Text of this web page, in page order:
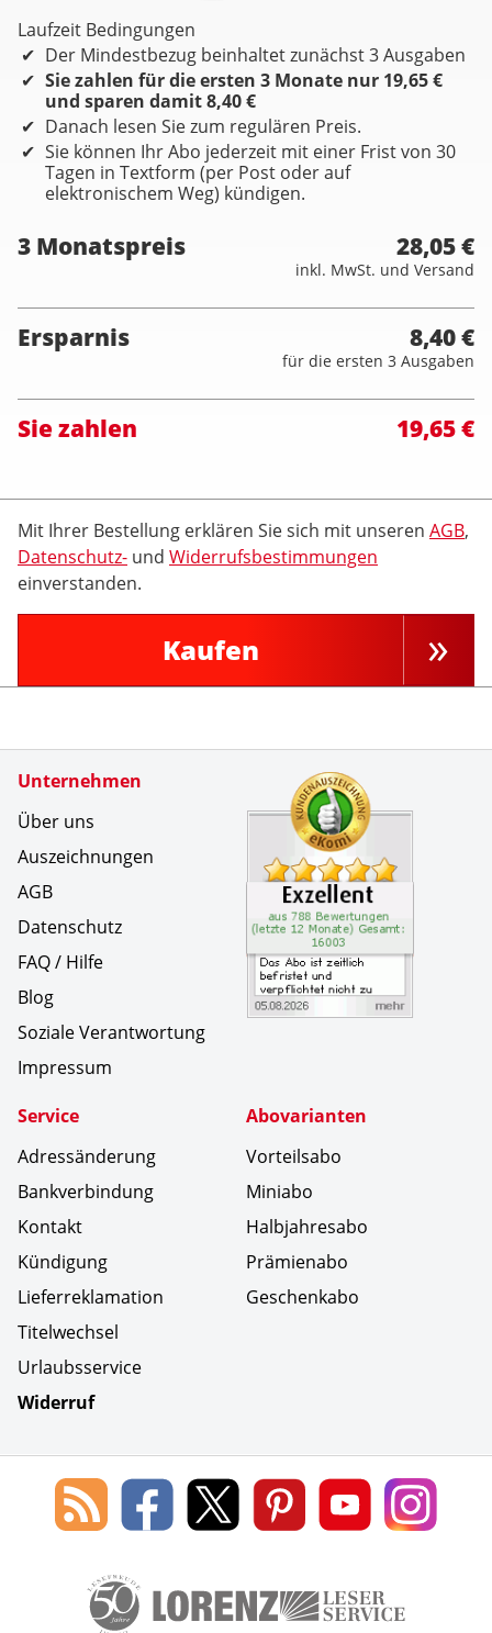
Laufzeit Bedingungen
Der Mindestbezug beinhaltet zunächst 3 Ausgaben
Sie zahlen für die ersten 3 Monate nur 19,65 €
und sparen damit 8,40 €
Danach lesen Sie zum regulären Preis.
Sie können Ihr Abo jederzeit mit einer Frist von 30
Tagen in Textform (per Post oder auf
elektronischem Weg) kündigen.
3 Monatspreis 28,05 €
inkl. MwSt. und Versand
Ersparnis 8,40 €
für die ersten 3 Ausgaben
Sie zahlen 19,65 €
Mit Ihrer Bestellung erklären Sie sich mit unseren AGB,
Datenschutz- und Widerrufsbestimmungen
einverstanden.
Kaufen
Unternehmen
Über uns
Auszeichnungen
AGB
Datenschutz
FAQ / Hilfe
Blog
Soziale Verantwortung
Impressum
Service
Adressänderung
Bankverbindung
Kontakt
Kündigung
Lieferreklamation
Titelwechsel
Urlaubsservice
Widerruf
Abovarianten
Vorteilsabo
Miniabo
Halbjahresabo
Prämienabo
Geschenkabo
Zertifikate
Social Media
Blog
des
Leserservice
Lorenz
Leserservice
Lorenz
Leserservice
Lorenz
Leserservice
Lorenz
Leserservice
Lorenz